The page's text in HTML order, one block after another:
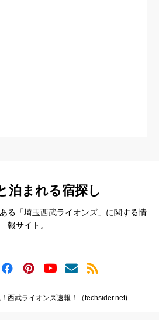
泊まれる宿探し
る「埼玉西武ライオンズ」に関する情
報サイト。
西武ライオンズ速報！（techsider.net)